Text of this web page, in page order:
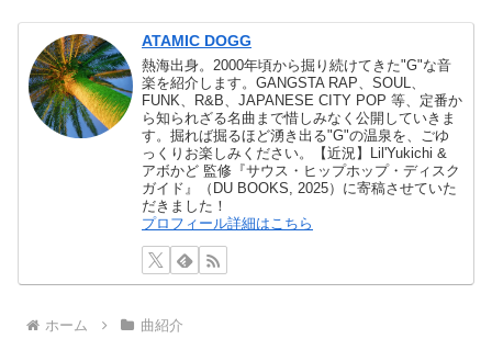
ATAMIC DOGG
熱海出身。2000年頃から掘り続けてきた"G"な音
楽を紹介します。GANGSTA RAP、SOUL、
FUNK、R&B、JAPANESE CITY POP 等、定番か
ら知られざる名曲まで惜しみなく公開していきま
す。掘れば掘るほど湧き出る"G"の温泉を、ごゆ
っくりお楽しみください。【近況】Lil'Yukichi &
アボかど 監修『サウス・ヒップホップ・ディスク
ガイド』（DU BOOKS, 2025）に寄稿させていた
だきました！
プロフィール詳細はこちら
ホーム 曲紹介